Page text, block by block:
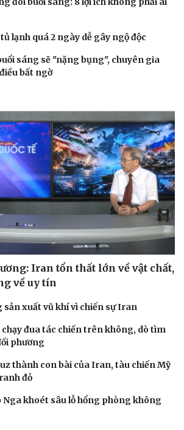
lạnh quá 2 ngày dễ gây ngộ độc
sáng sẽ "nặng bụng", chuyên gia
bất ngờ
Iran tổn thất lớn về vật chất,
về uy tín
xuất vũ khí vì chiến sự Iran
đua tác chiến trên không, dò tìm
phương
thành con bài của Iran, tàu chiến Mỹ
đỏ
Nga khoét sâu lỗ hổng phòng không